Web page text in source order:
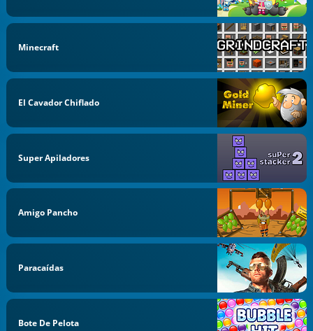
Minecraft
El Cavador Chiflado
Super Apiladores
Amigo Pancho
Paracaídas
Bote De Pelota